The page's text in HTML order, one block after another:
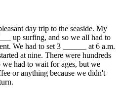
day trip to the seaside. My
up surfing, and so we all had to
We had to set 3 ______ at 6 a.m.
at nine. There were hundreds
had to wait for ages, but we
or anything because we didn't